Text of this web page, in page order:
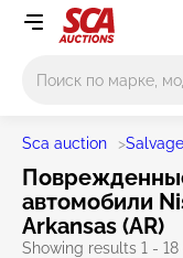
Sca auction >
автомобили
Arkansas (AR)
Showing results 1 - 18